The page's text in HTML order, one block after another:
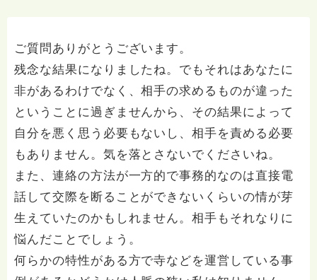
り受け付けています。お寺への いきなりの電話相談は
受け付けておりません。また夜中や早朝の電話もご遠慮
ください。 法務を優先させてください。
ご質問ありがとうございます。
残念な結果になりましたね。でもそれはあなたに
非があるわけでなく、相手の求めるものが違った
ということに過ぎませんから、その結果によって
自分を悪く思う必要もないし、相手を責める必要
もありません。気を落とさないでくださいね。
また、連絡の方法が一方的で事務的なのは直接電
話して交際を断ることができないくらいの情が芽
生えていたのかもしれません。相手もそれなりに
悩んだことでしょう。
何らかの特性がある方で寺などを運営している事